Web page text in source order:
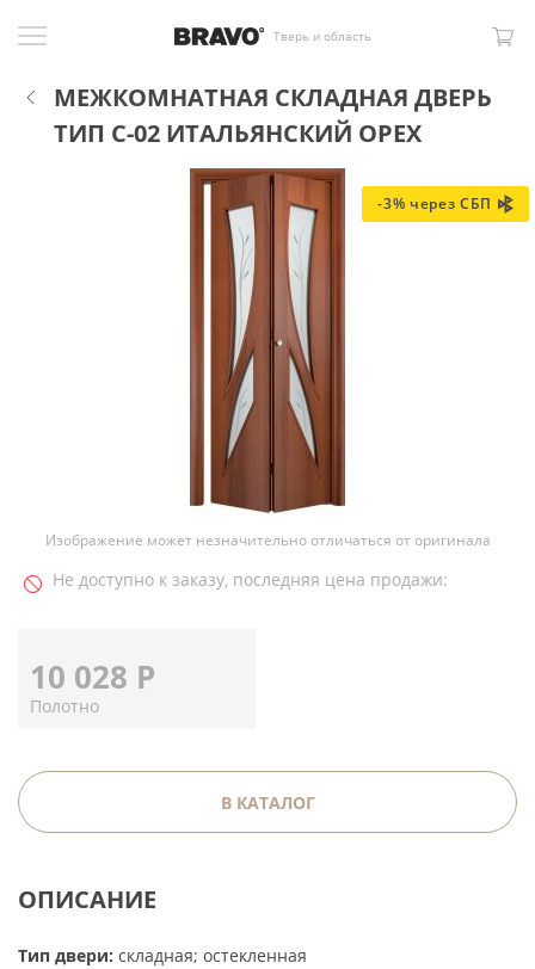
Тверь и область
МЕЖКОМНАТНАЯ СКЛАДНАЯ ДВЕРЬ
ТИП С-02 ИТАЛЬЯНСКИЙ ОРЕХ
-3% через СБП
Изображение может незначительно отличаться от оригинала
Не доступно к заказу, последняя цена продажи:
10 028 Р
Полотно
В КАТАЛОГ
ОПИСАНИЕ
Тип двери: складная; остекленная